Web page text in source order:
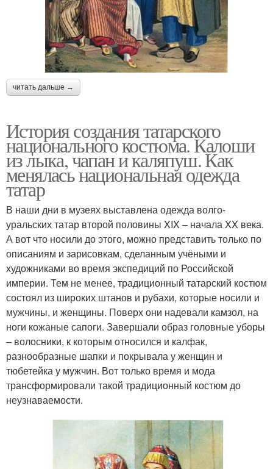
читать дальше →
История создания татарского
национального костюма. Калоши
из лыка, чапан и каляпуш. Как
менялась национальная одежда
татар
В наши дни в музеях выставлена одежда волго-
уральских татар второй половины XIX – начала XX века.
А вот что носили до этого, можно представить только по
описаниям и зарисовкам, сделанным учёными и
художниками во время экспедиций по Российской
империи. Тем не менее, традиционный татарский костюм
состоял из широких штанов и рубахи, которые носили и
мужчины, и женщины. Поверх они надевали камзол, на
ноги кожаные сапоги. Завершали образ головные уборы
– волосники, к которым относился и калфак,
разнообразные шапки и покрывала у женщин и
тюбетейка у мужчин. Вот только время и мода
трансформировали такой традиционный костюм до
неузнаваемости.